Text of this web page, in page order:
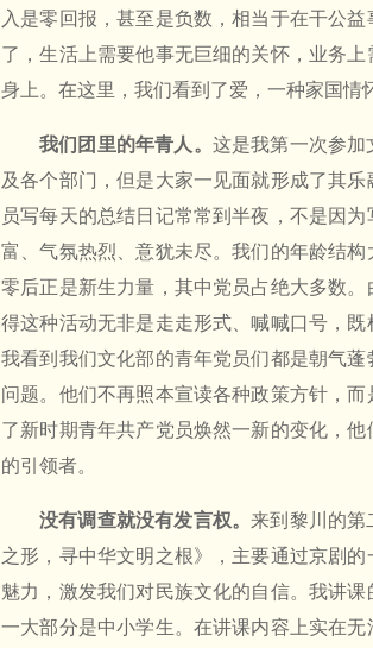
入是零回报，甚至是负数，相当于在干公
了，生活上需要他事无巨细的关怀，业务
身上。在这里，我们看到了爱，一种家国情
我们团里的年青人。 这是我第一次参加
及各个部门，但是大家一见面就形成了其
员写每天的总结日记常常到半夜，不是因
富、气氛热烈、意犹未尽。我们的年龄结
零后正是新生力量，其中党员占绝大多数
得这种活动无非是走走形式、喊喊口号，
我看到我们文化部的青年党员们都是朝气
问题。他们不再照本宣读各种政策方针，
了新时期青年共产党员焕然一新的变化，
的引领者。
没有调查就没有发言权。来到黎川的第
之形，寻中华文明之根》，主要通过京剧
魅力，激发我们对民族文化的自信。我讲
一大部分是中小学生。在讲课内容上实在